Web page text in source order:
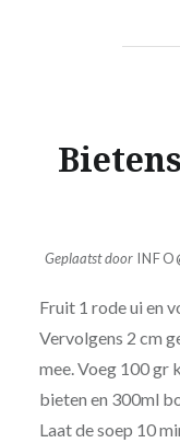
Geplaatst door
Fruit 1 rode ui en
Vervolgens 2 cm
mee. Voeg 100 gr
bieten en 300ml
Laat de soep 10